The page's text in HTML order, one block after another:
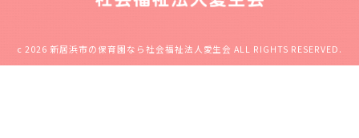
c 2026 新居浜市の保育園なら社会福祉法人愛生会 ALL RIGHTS RESERVED.